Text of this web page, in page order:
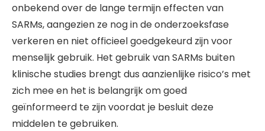
onbekend over de lange termijn effecten van
SARMs, aangezien ze nog in de onderzoeksfase
verkeren en niet officieel goedgekeurd zijn voor
menselijk gebruik. Het gebruik van SARMs buiten
klinische studies brengt dus aanzienlijke risico’s met
zich mee en het is belangrijk om goed
geïnformeerd te zijn voordat je besluit deze
middelen te gebruiken.